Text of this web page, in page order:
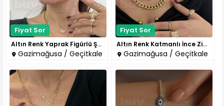
Fiyat Sor
Altın Renk Yaprak Figürlü Şık ..
Gazimağusa / Geçitkale
Fiyat Sor
Altın Renk Katmanlı İnce Zinci..
Gazimağusa / Geçitkale